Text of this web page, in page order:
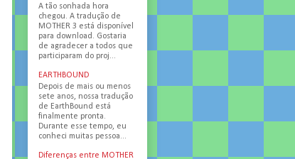
A tão sonhada hora
chegou. A tradução de
MOTHER 3 está disponível
para download. Gostaria
de agradecer a todos que
participaram do proj...
EARTHBOUND
Depois de mais ou menos
sete anos, nossa tradução
de EarthBound está
finalmente pronta.
Durante esse tempo, eu
conheci muitas pessoa...
Diferenças entre MOTHER